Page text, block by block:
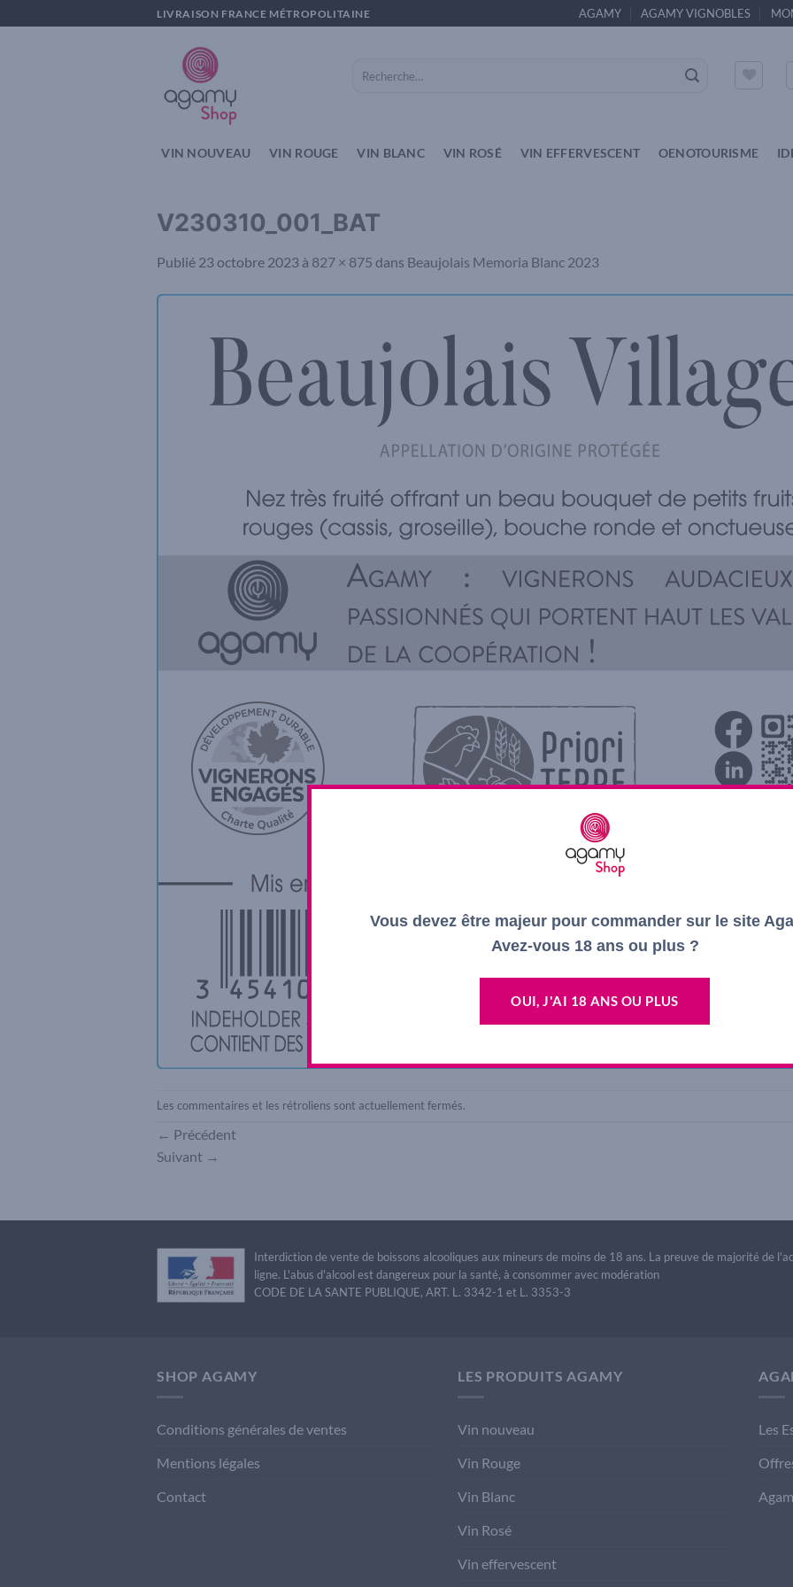
au
LIVRAISON FRANCE MÉTROPOLITAINE AGAMY AGAMY VIGNOBLES
pour :
VIN NOUVEAU VIN ROUGE VIN BLANC VIN ROSÉ VIN EFFERVESCENT OENOTOURISME
V230310_001_BAT
Publié 23 octobre 2023 à 827 × 875 dans Beaujolais Memoria Blanc 2023
Les commentaires et les rétroliens sont actuellement fermés.
← Précédent
Suivant →
Interdiction de vente de boissons alcooliques aux mineurs de moins de 18 ans. La preuve de majorité de
ligne. L'abus d'alcool est dangereux pour la santé, à consommer avec modération
CODE DE LA SANTE PUBLIQUE, ART. L. 3342-1 et L. 3353-3
SHOP AGAMY
Conditions générales de ventes
Mentions légales
Contact
LES PRODUITS AGAMY
Vin nouveau
Vin Rouge
Vin Blanc
Vin Rosé
Vin effervescent
Les
Vous devez être majeur pour commander sur le site
Avez-vous 18 ans ou plus ?
OUI, J'AI 18 ANS OU PLUS